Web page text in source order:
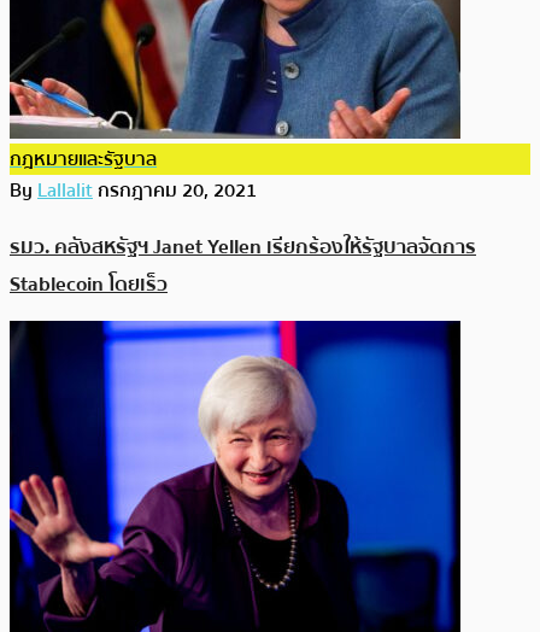
กฎหมายและรัฐบาล
ByLallalitกรกฎาคม 20, 2021
รมว. คลังสหรัฐฯ Janet Yellen เรียกร้องให้รัฐบาลจัดการ
Stablecoin โดยเร็ว